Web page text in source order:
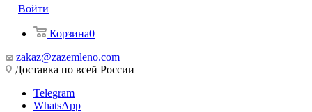
Войти
Корзина0
zakaz@zazemleno.com
Доставка по всей России
Telegram
WhatsApp